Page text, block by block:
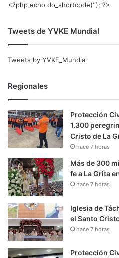
<?php echo do_shortcode(‘‘); ?>
Tweets de YVKE Mundial
Tweets by YVKE_Mundial
Regionales
Protección
1.300
Cristo de La
hace 7 horas
Más de 300
fe a La Grita
hace 7 horas
Iglesia de
el Santo
hace 7 horas
Protección